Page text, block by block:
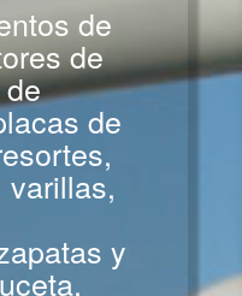
de
de
de
varillas,
y